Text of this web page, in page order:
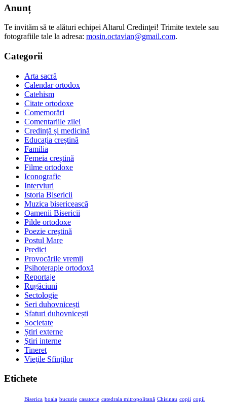
Anunț
Te invităm să te alături echipei Altarul Credinţei! Trimite textele sau
fotografiile tale la adresa: mosin.octavian@gmail.com.
Categorii
Arta sacră
Calendar ortodox
Catehism
Citate ortodoxe
Comemorări
Comentariile zilei
Credință și medicină
Educația creștină
Familia
Femeia creștină
Filme ortodoxe
Iconografie
Interviuri
Istoria Bisericii
Muzica bisericească
Oamenii Bisericii
Pilde ortodoxe
Poezie creştină
Postul Mare
Predici
Provocările vremii
Psihoterapie ortodoxă
Reportaje
Rugăciuni
Sectologie
Seri duhovnicești
Sfaturi duhovnicești
Societate
Știri externe
Ştiri interne
Tineret
Vieţile Sfinţilor
Etichete
Biserica boala bucurie casatorie catedrala mitropolitană Chisinau copii copil